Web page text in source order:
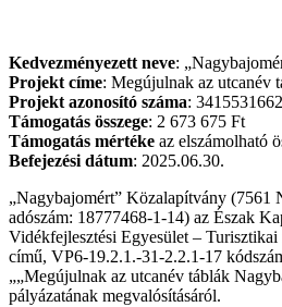
Kedvezményezett neve:
Projekt címe: Megújulnak az utcanév
Projekt azonosító száma: 3415531662
Támogatás összege: 2 673 675 Ft
Támogatás mértéke az elszámolható
Befejezési dátum: 2025.06.30.
„Nagybajomért” Közalapítvány (7561
adószám: 18777468-1-14) az Észak
Vidékfejlesztési Egyesület –
című, VP6-19.2.1.-31-2.2.1-17
„„Megújulnak az utcanév táblák
pályázatának megvalósításáról.